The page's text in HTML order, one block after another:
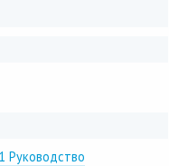
Руководство